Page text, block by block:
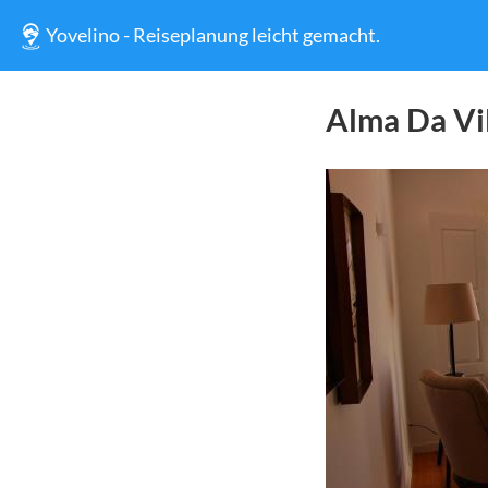
Yovelino - Reiseplanung leicht gemacht.
Alma Da